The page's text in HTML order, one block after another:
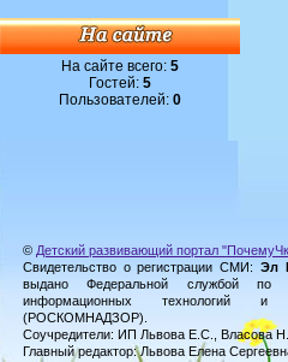
На сайте всего: 5
Гостей: 5
Пользователей: 0
© Детский развивающий портал
Свидетельство о регистрации СМИ: Эл
выдано Федеральной службой
информационных технологий и
(РОСКОМНАДЗОР).
Соучредители: ИП Львова Е.С., Власова
Главный редактор: Львова Елена